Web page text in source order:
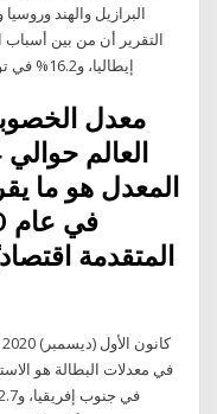
التقرير أن من بين
معدل
المعدل هو ما
المتقدمة